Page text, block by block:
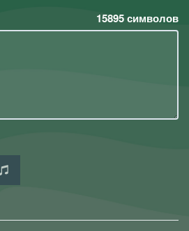
15895символов